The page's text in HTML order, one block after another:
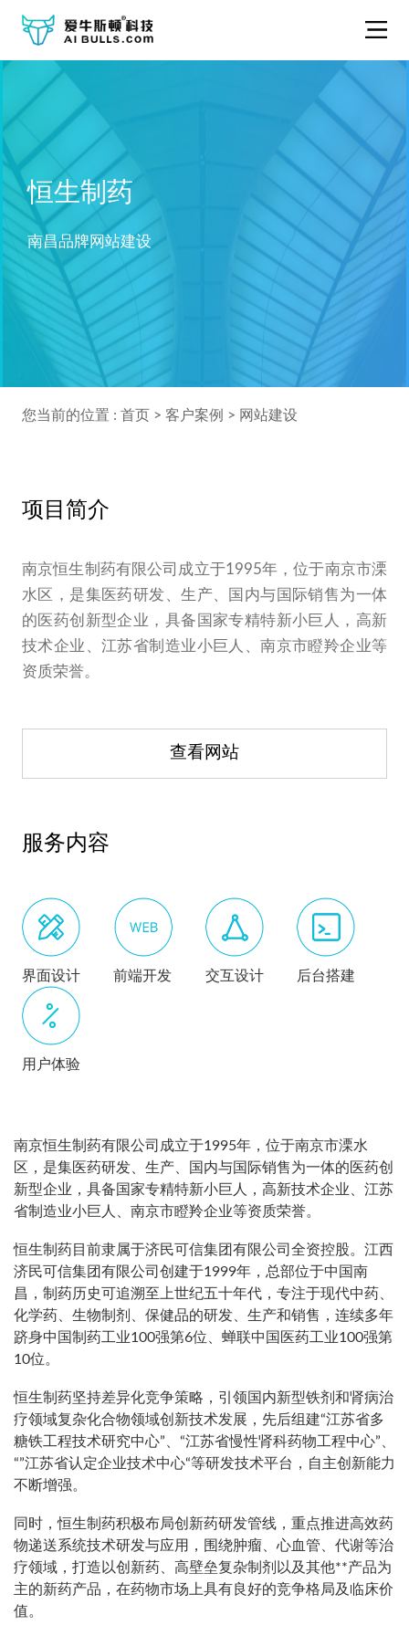
恒生制药
南昌品牌网站建设
您当前的位置 : 首页 > 客户案例 > 网站建设
项目简介
南京恒生制药有限公司成立于1995年，位于南京市溧
水区，是集医药研发、生产、国内与国际销售为一体
的医药创新型企业，具备国家专精特新小巨人，高新
技术企业、江苏省制造业小巨人、南京市瞪羚企业等
资质荣誉。
查看网站
服务内容
界面设计 前端开发 交互设计 后台搭建
用户体验
南京恒生制药有限公司成立于1995年，位于南京市溧水
区，是集医药研发、生产、国内与国际销售为一体的医药创
新型企业，具备国家专精特新小巨人，高新技术企业、江苏
省制造业小巨人、南京市瞪羚企业等资质荣誉。
恒生制药目前隶属于济民可信集团有限公司全资控股。江西
济民可信集团有限公司创建于1999年，总部位于中国南
昌，制药历史可追溯至上世纪五十年代，专注于现代中药、
化学药、生物制剂、保健品的研发、生产和销售，连续多年
跻身中国制药工业100强第6位、蝉联中国医药工业100强第
10位。
恒生制药坚持差异化竞争策略，引领国内新型铁剂和肾病治
疗领域复杂化合物领域创新技术发展，先后组建“江苏省多
糖铁工程技术研究中心”、“江苏省慢性肾科药物工程中心”、
“”江苏省认定企业技术中心“等研发技术平台，自主创新能力
不断增强。
同时，恒生制药积极布局创新药研发管线，重点推进高效药
物递送系统技术研发与应用，围绕肿瘤、心血管、代谢等治
疗领域，打造以创新药、高壁垒复杂制剂以及其他**产品为
主的新药产品，在药物市场上具有良好的竞争格局及临床价
值。